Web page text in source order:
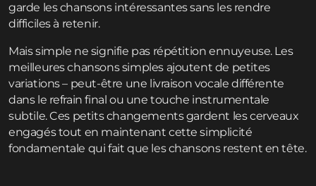
garde les chansons intéressantes sans les rendre
difficiles à retenir.
Mais simple ne signifie pas répétition ennuyeuse. Les
meilleures chansons simples ajoutent de petites
variations – peut-être une livraison vocale différente
dans le refrain final ou une touche instrumentale
subtile. Ces petits changements gardent les cerveaux
engagés tout en maintenant cette simplicité
fondamentale qui fait que les chansons restent en tête.